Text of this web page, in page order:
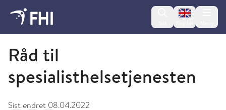
Change
Koronavirusveilederen - arkiverte artikler
Råd til
spesialisthelsetjenesten
Sist endret 08.04.2022